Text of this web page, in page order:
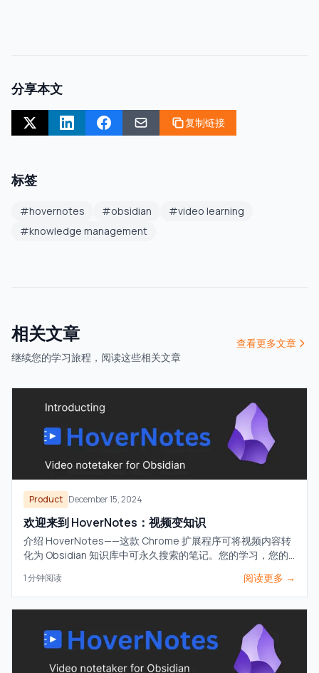
分享本文
复制链接
标签
#hovernotes #obsidian #video learning
#knowledge management
相关文章
继续您的学习旅程，阅读这些相关文章
查看更多文章
Product December 15, 2024
欢迎来到 HoverNotes：视频变知识
介绍 HoverNotes——这款 Chrome 扩展程序可将视频内容转
化为 Obsidian 知识库中可永久搜索的笔记。您的学习，您的
1分钟阅读 阅读更多 →